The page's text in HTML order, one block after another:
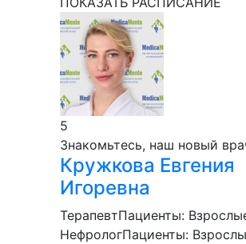
5
Знакомьтесь, наш новый
Кружкова Евгения
Игоревна
ТерапевтПациенты:
НефрологПациенты: